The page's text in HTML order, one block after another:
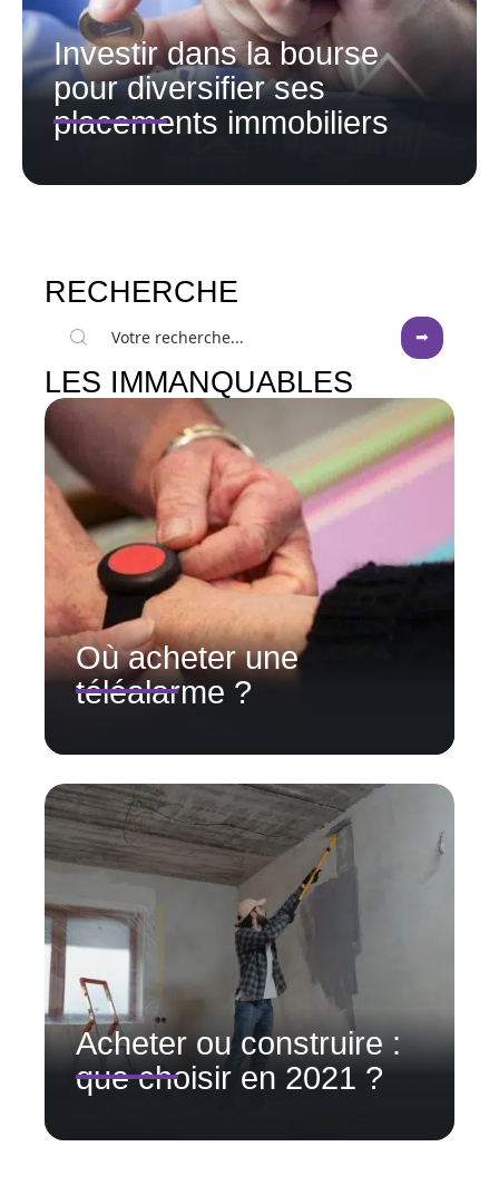
Investir dans la bourse
pour diversifier ses
placements immobiliers
RECHERCHE
LES IMMANQUABLES
Où acheter une
téléalarme ?
Acheter ou construire :
que choisir en 2021 ?